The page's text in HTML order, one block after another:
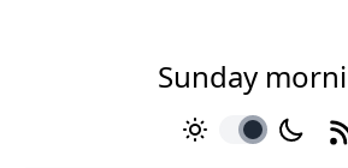
Sunday
toggle